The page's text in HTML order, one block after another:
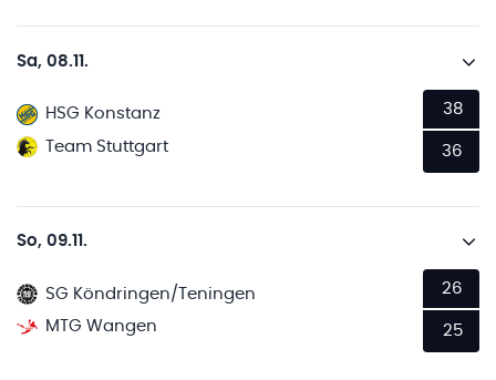
Sa, 08.11.
HSG Konstanz
Team Stuttgart
38
36
So, 09.11.
SG Köndringen/Teningen
MTG Wangen
26
25